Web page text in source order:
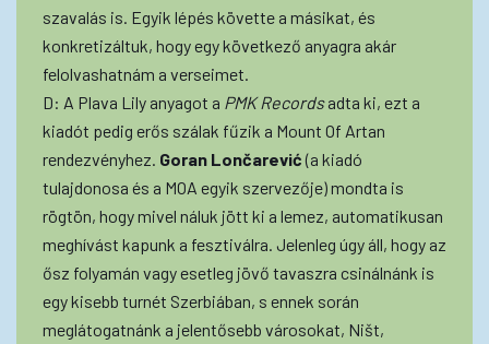
szavalás is. Egyik lépés követte a másikat, és
konkretizáltuk, hogy egy következő anyagra akár
felolvashatnám a verseimet.
D: A Plava Lily anyagot a PMK Recordsadta ki, ezt a
kiadót pedig erős szálak fűzik a Mount Of Artan
rendezvényhez. Goran Lončarević(a kiadó
tulajdonosa és a MOA egyik szervezője) mondta is
rögtön, hogy mivel náluk jött ki a lemez, automatikusan
meghívást kapunk a fesztiválra. Jelenleg úgy áll, hogy az
ősz folyamán vagy esetleg jövő tavaszra csinálnánk is
egy kisebb turnét Szerbiában, s ennek során
meglátogatnánk a jelentősebb városokat, Ništ,